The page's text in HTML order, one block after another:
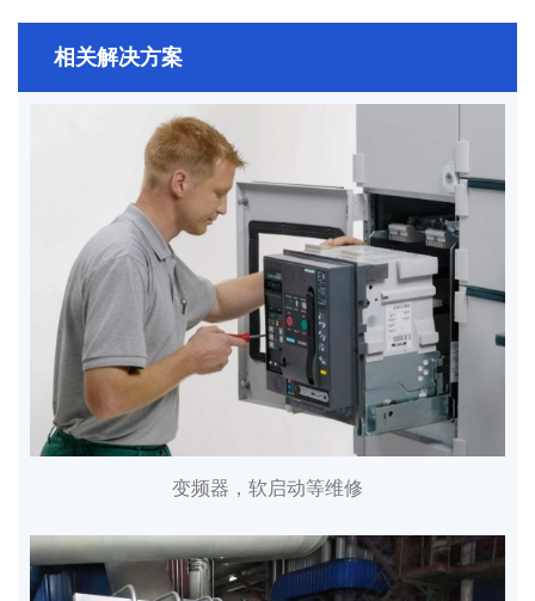
相关解决方案
变频器，软启动等维修